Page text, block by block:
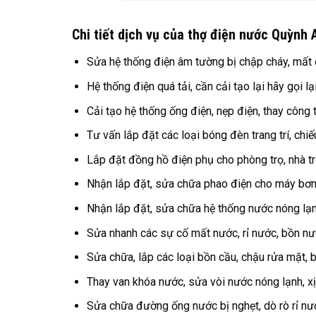
Chi tiết dịch vụ của thợ điện nước Quỳnh
Sửa hệ thống điện âm tường bị chập cháy,
Hệ thống điện quá tải, cần cải tạo lại hãy gọi
Cải tạo hệ thống ống điện, nẹp điện, thay
Tư vấn lắp đặt các loại bóng đèn trang trí,
Lắp đặt đồng hồ điện phụ cho phòng trọ, nhà
Nhận lắp đặt, sửa chữa phao điện cho máy
Nhận lắp đặt, sửa chữa hệ thống nước nóng
Sửa nhanh các sự cố mất nước, rỉ nước, bồn
Sửa chữa, lắp các loại bồn cầu, chậu rửa mặt,
Thay van khóa nước, sửa vòi nước nóng lạnh,
Sửa chữa đường ống nước bị nghẹt, dò rò rỉ